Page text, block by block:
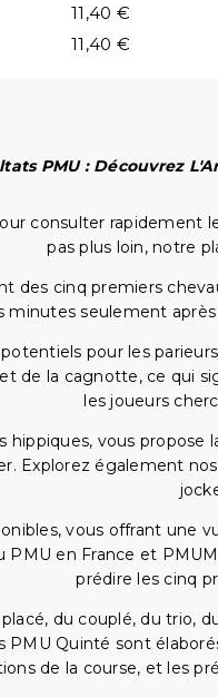
11,40 €
11,40 €
PMU : Découvrez
consulter rapidement
pas plus loin, notre
des cinq premiers
minutes seulement
pour les
de la cagnotte, ce qui
les joueurs
hippiques, vous
Explorez également
vous offrant une
en France et
prédire les cinq
du couplé, du trio,
Quinté sont
de la course, et les